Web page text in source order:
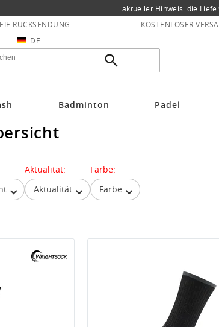
aktueller Hinweis: die
RÜCKSENDUNG KOSTENLOSER
DE
Badminton Padel
Aktualität:
Aktualität
Farbe:
Farbe